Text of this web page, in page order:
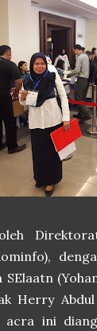
Herry
acra ini